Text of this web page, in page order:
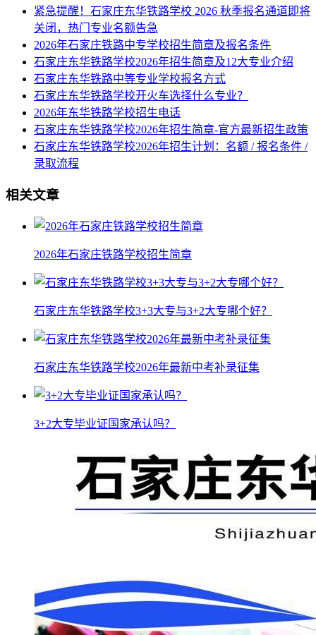
紧急提醒！石家庄东华铁路学校 2026 秋季报名通道即将
关闭，热门专业名额告急
2026年石家庄铁路中专学校招生简章及报名条件
石家庄东华铁路学校2026年招生简章及12大专业介绍
石家庄东华铁路中等专业学校报名方式
石家庄东华铁路学校开火车选择什么专业？
2026年东华铁路学校招生电话
石家庄东华铁路学校2026年招生简章-官方最新招生政策
石家庄东华铁路学校2026年招生计划：名额 / 报名条件 /
录取流程
相关文章
2026年石家庄铁路学校招生简章
石家庄东华铁路学校3+3大专与3+2大专哪个好？
石家庄东华铁路学校2026年最新中考补录征集
3+2大专毕业证国家承认吗？